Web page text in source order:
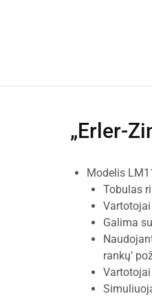
„Erler-
Modelis
Tobulas
Galima
rankų’